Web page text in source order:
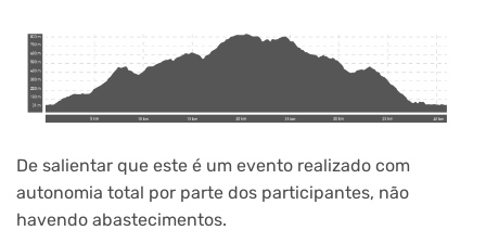
De salientar que este é um evento realizado com
autonomia total por parte dos participantes, não
havendo abastecimentos.